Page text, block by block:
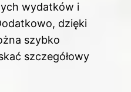
wydatków i
dzięki
szybko
szczegółowy